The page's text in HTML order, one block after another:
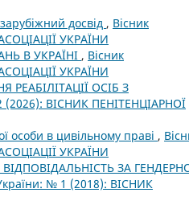
досвід , Вісник
УКРАЇНИ
В УКРАЇНІ , Вісник
УКРАЇНИ
ОСІБ З
(2026): ВІСНИК ПЕНІТЕНЦІАРНОЇ
особи в цивільному праві ,
УКРАЇНИ
ЗА
України: № 1 (2018): ВІСНИК